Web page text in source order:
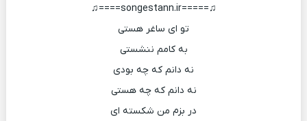
♫=====songestann.ir====♫
تو ای ساغر هستی
به کامم ننشستی
نه دانم که چه بودی
نه دانم که چه هستی
در بزم من شکسته ای